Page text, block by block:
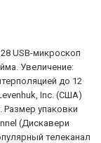
USB-микроскоп
Увеличение:
до 12
Inc. (США)
Размер упаковки
(Дискавери
телеканал